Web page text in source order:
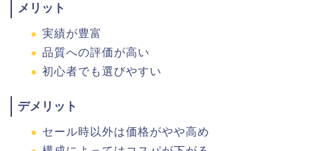
メリット
実績が豊富
品質への評価が高い
初心者でも選びやすい
デメリット
セール時以外は価格がやや高め